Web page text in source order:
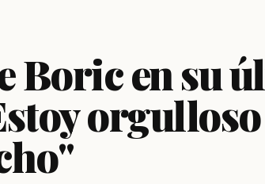
Boric en su
orgulloso